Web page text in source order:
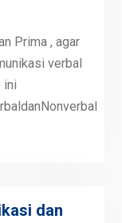
Prima , agar
verbal
ini
dan